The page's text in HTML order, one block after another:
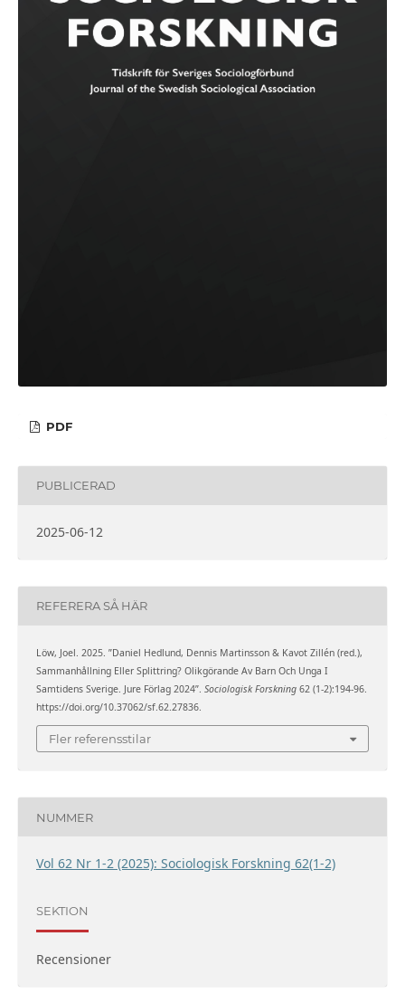
PDF
PUBLICERAD
2025-06-12
REFERERA SÅ HÄR
Löw, Joel. 2025. ”Daniel Hedlund, Dennis Martinsson & Kavot Zillén (red.),
Sammanhållning Eller Splittring? Olikgörande Av Barn Och Unga I
Samtidens Sverige. Jure Förlag 2024”. Sociologisk Forskning62 (1-2):194-96.
https://doi.org/10.37062/sf.62.27836.
Fler referensstilar
NUMMER
Vol 62 Nr 1-2 (2025): Sociologisk Forskning 62(1-2)
SEKTION
Recensioner